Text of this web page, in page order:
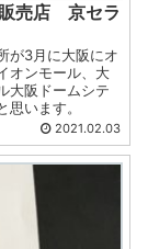
売店 京セラ
が3月に大阪にオ
オンモール、大
大阪ドームシテ
います。
2021.02.03